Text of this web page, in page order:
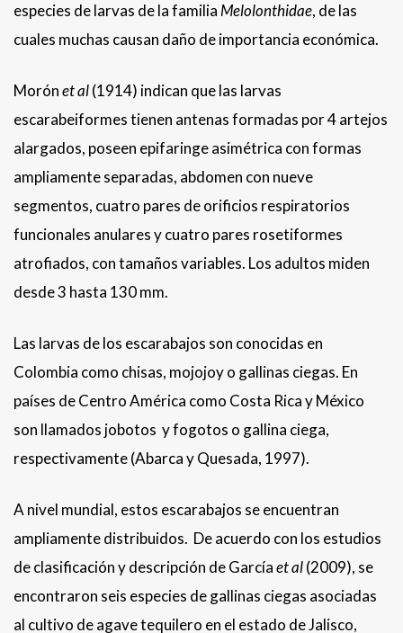
especies de larvas de la familia Melolonthidae, de las
cuales muchas causan daño de importancia económica.
Morónet al(1914) indican que las larvas
escarabeiformes tienen antenas formadas por 4 artejos
alargados, poseen epifaringe asimétrica con formas
ampliamente separadas, abdomen con nueve
segmentos, cuatro pares de orificios respiratorios
funcionales anulares y cuatro pares rosetiformes
atrofiados, con tamaños variables. Los adultos miden
desde 3 hasta 130 mm.
Las larvas de los escarabajos son conocidas en
Colombia como chisas, mojojoy o gallinas ciegas. En
países de Centro América como Costa Rica y México
son llamados jobotos y fogotos o gallina ciega,
respectivamente (Abarca y Quesada, 1997).
A nivel mundial, estos escarabajos se encuentran
ampliamente distribuidos. De acuerdo con los estudios
de clasificación y descripción de Garcíaet al(2009), se
encontraron seis especies de gallinas ciegas asociadas
al cultivo de agave tequilero en el estado de Jalisco,